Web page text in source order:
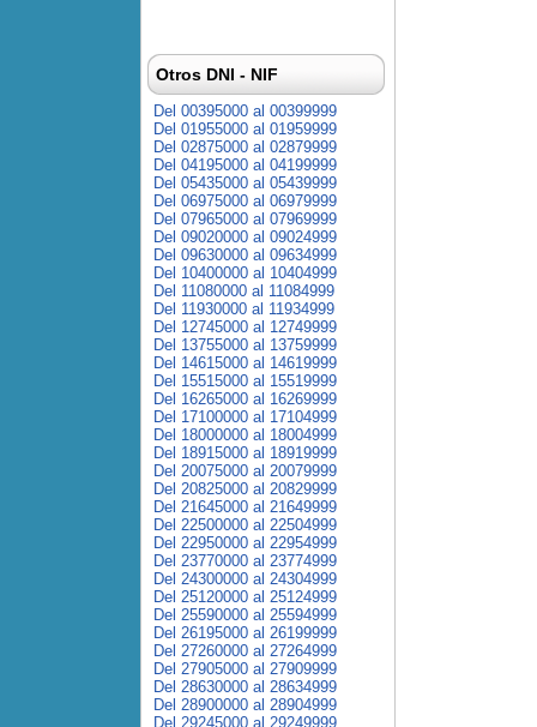
Otros DNI - NIF
Del 00395000 al 00399999
Del 01955000 al 01959999
Del 02875000 al 02879999
Del 04195000 al 04199999
Del 05435000 al 05439999
Del 06975000 al 06979999
Del 07965000 al 07969999
Del 09020000 al 09024999
Del 09630000 al 09634999
Del 10400000 al 10404999
Del 11080000 al 11084999
Del 11930000 al 11934999
Del 12745000 al 12749999
Del 13755000 al 13759999
Del 14615000 al 14619999
Del 15515000 al 15519999
Del 16265000 al 16269999
Del 17100000 al 17104999
Del 18000000 al 18004999
Del 18915000 al 18919999
Del 20075000 al 20079999
Del 20825000 al 20829999
Del 21645000 al 21649999
Del 22500000 al 22504999
Del 22950000 al 22954999
Del 23770000 al 23774999
Del 24300000 al 24304999
Del 25120000 al 25124999
Del 25590000 al 25594999
Del 26195000 al 26199999
Del 27260000 al 27264999
Del 27905000 al 27909999
Del 28630000 al 28634999
Del 28900000 al 28904999
Del 29245000 al 29249999